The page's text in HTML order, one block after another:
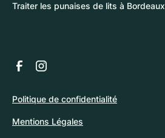
Traiter les punaises de lits à Bordeaux
Politique de confidentialité
Mentions Légales